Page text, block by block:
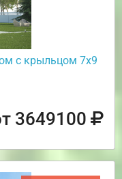
с крыльцом 7х9
3649100